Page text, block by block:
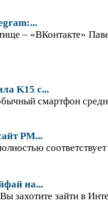
– «ВКонтакте»
K15 с...
смартфон
PM...
соответствует
на...
захотите зайти в